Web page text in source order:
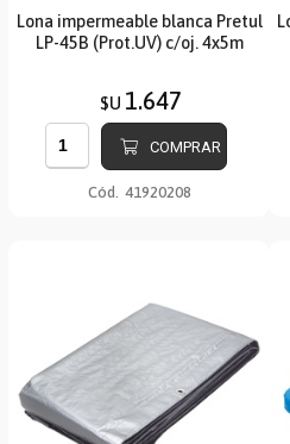
Lona impermeable blanca Pretul
LP-45B (Prot.UV) c/oj. 4x5m
$U 1.647
COMPRAR
Cód. 41920208